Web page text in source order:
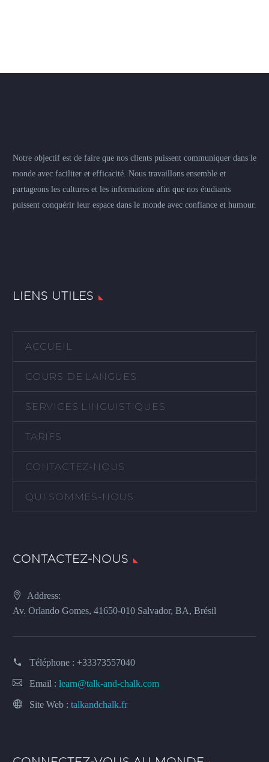
Notre objectif est de faire que nos clients puissent communiquer dans le
monde avec faciliter et efficacité. Nous travaillons ensemble et
partageons les cultures et les informations afin que nos étudiants
puissent conquérir leur espace dans le monde avec confiance et humour.
LIENS UTILES
ACCUEIL
COURS DE LANGUES
SERVICES LINGUISTIQUES
TARIFS
CONTACTEZ-NOUS
QUI SOMMES-NOUS
CONTACTEZ-NOUS
Address:
Av. Orlando Gomes, 41650-010 Salvador, BA, Brésil
Téléphone : +33373557040
Email : learn@talk-and-chalk.com
Site Web : talkandchalk.fr